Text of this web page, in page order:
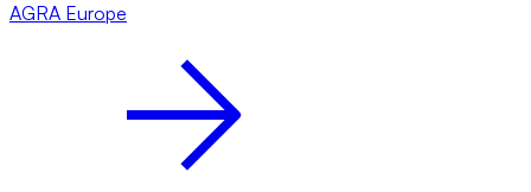
AGRA Europe